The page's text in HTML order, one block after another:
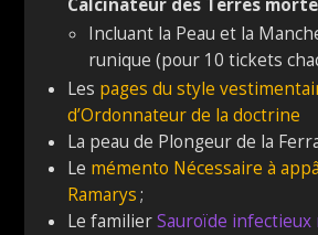
Calcinateur des Terres
Incluant la Peau et la
runique (pour 10 tickets
Les pages du style
d’Ordonnateur de la doctrine
La peau de Plongeur de la
Le mémento Nécessaire à
Ramarys;
Le familierSauroïde infectieux